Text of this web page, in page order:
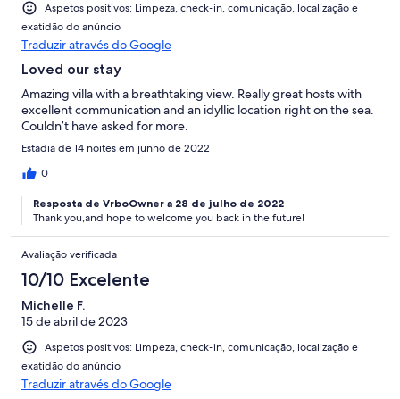
Aspetos positivos: Limpeza, check-in, comunicação, localização e
exatidão do anúncio
Traduzir através do Google
Loved our stay
Amazing villa with a breathtaking view. Really great hosts with
excellent communication and an idyllic location right on the sea.
Couldn’t have asked for more.
Estadia de 14 noites em junho de 2022
0
Resposta de VrboOwner a 28 de julho de 2022
Thank you,and hope to welcome you back in the future!
Avaliação verificada
10/10 Excelente
Michelle F.
15 de abril de 2023
Aspetos positivos: Limpeza, check-in, comunicação, localização e
exatidão do anúncio
Traduzir através do Google